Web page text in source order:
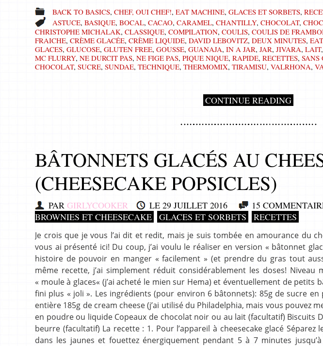
BACK TO BASICS, CHEF, OUI CHEF!, EAT MACHINE, GLACES ET SORBETS,
ASTUCE, BASIQUE, BOCAL, CACAO, CARAMEL, CHANTILLY, CHOCOLAT,
CHRISTOPHE MICHALAK, CLASSIQUE, COMPILATION, COULIS, COULIS DE
FRAICHE, CRÈME GLACÉE, CRÈME LIQUIDE, DAVID LEBOVITZ, DEUX MINUTES,
GLACES, GLUCOSE, GLUTEN FREE, GOUSSE, GUANAJA, IN A JAR, JAR, JIVARA, LAIT,
MC FLURRY, NE DURCIT PAS, NE FIGE PAS, PIQUE NIQUE, RAPIDE, RECETTES, SANS
CHOCOLAT, SUCRE, SUNDAE, TECHNIQUE, THERMOMIX, TIRAMISU, VALRHONA,
CONTINUE READING
BÂTONNETS GLACÉS AU
(CHEESECAKE POPSICLES)
PAR GIRLYCOOKER LE 29 JUILLET 2016 15
BROWNIES ET CHEESECAKE
GLACES ET SORBETS RECETTES
Je crois que je vous l’ai dit et redit, mais je suis tombée en amourance du
vous ai présenté ici! Du coup, j’ai voulu le réaliser en version « bâtonnet
histoire de pouvoir en manger « facilement » (et prendre du gras tout
même recette, j’ai simplement réduit considérablement les doses! Niveau
« moule à glaces« (j’ai acheté le mien sur Hema) et éventuellement de petits
fini plus « joli ». Les ingrédients (pour environ 6 bâtonnets): 85g de sucre
entière 185g de cream cheese (j’ai utilisé du Philadelphia, mais vous pouvez
en poudre ou liquide Copeaux de chocolat noir ou au lait (facultatif) Biscuits
beurre (facultatif) La recette : 1. Pour l’appareil à cheesecake glacé Séparez
dans les jaunes et fouettez énergiquement pendant 5 à 7 minutes